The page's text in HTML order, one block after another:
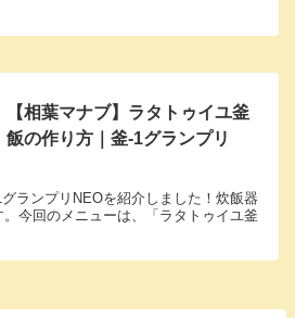
【相葉マナブ】ラタトゥイユ釜
飯の作り方｜釜-1グランプリ
グランプリNEOを紹介しました！炊飯器
今回のメニューは、「ラタトゥイユ釜